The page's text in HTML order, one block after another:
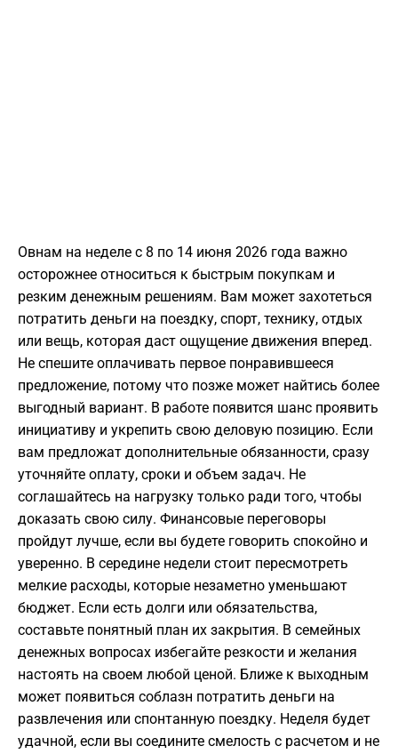
Овнам на неделе с 8 по 14 июня 2026 года важно
осторожнее относиться к быстрым покупкам и
резким денежным решениям. Вам может захотеться
потратить деньги на поездку, спорт, технику, отдых
или вещь, которая даст ощущение движения вперед.
Не спешите оплачивать первое понравившееся
предложение, потому что позже может найтись более
выгодный вариант. В работе появится шанс проявить
инициативу и укрепить свою деловую позицию. Если
вам предложат дополнительные обязанности, сразу
уточняйте оплату, сроки и объем задач. Не
соглашайтесь на нагрузку только ради того, чтобы
доказать свою силу. Финансовые переговоры
пройдут лучше, если вы будете говорить спокойно и
уверенно. В середине недели стоит пересмотреть
мелкие расходы, которые незаметно уменьшают
бюджет. Если есть долги или обязательства,
составьте понятный план их закрытия. В семейных
денежных вопросах избегайте резкости и желания
настоять на своем любой ценой. Ближе к выходным
может появиться соблазн потратить деньги на
развлечения или спонтанную поездку. Неделя будет
удачной, если вы соедините смелость с расчетом и не